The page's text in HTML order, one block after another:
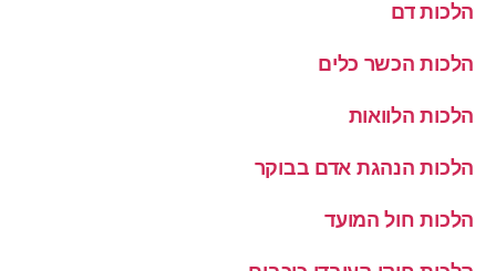
הלכות דם
הלכות הכשר כלים
הלכות הלוואות
הלכות הנהגת אדם בבוקר
הלכות חול המועד